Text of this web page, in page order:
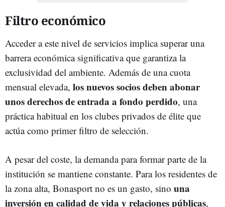
Filtro económico
Acceder a este nivel de servicios implica superar una
barrera económica significativa que garantiza la
exclusividad del ambiente. Además de una cuota
mensual elevada, los nuevos socios deben abonar
unos derechos de entrada a fondo perdido, una
práctica habitual en los clubes privados de élite que
actúa como primer filtro de selección.
A pesar del coste, la demanda para formar parte de la
institución se mantiene constante. Para los residentes de
la zona alta, Bonasport no es un gasto, sino una
inversión en calidad de vida y relaciones públicas,